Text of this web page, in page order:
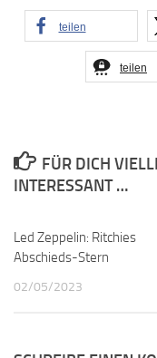
teilen
teilen
FÜR DICH
INTERESSANT …
Led Zeppelin: Ritchies
Abschieds-Stern
02/05/2023